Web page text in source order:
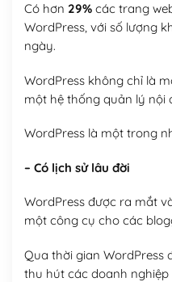
Có hơn 29%các trang
WordPress, với số lượng
ngày.
WordPress không chỉ là
một hệ thống quản lý nội
WordPress là một trong
– Có lịch sử lâu đời
WordPress được ra mắt
một công cụ cho các
Qua thời gian WordPress
thu hút các doanh